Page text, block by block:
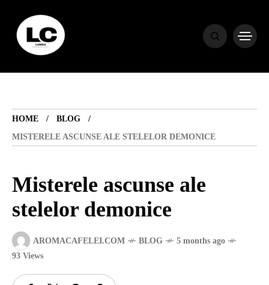
HOME
BLOG
MISTERELE ASCUNSE ALE STELELOR DEMONICE
Misterele ascunse ale
stelelor demonice
AROMACAFELEI.COM BLOG
5 months ago
93 Views
HOME
BLOG
HOROSCOP
ENGLISH
CONTENT
TRAVEL